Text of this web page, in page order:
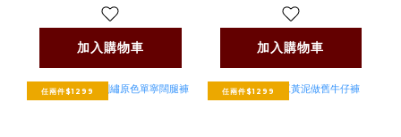
加入購物車 加入購物車
任兩件$1299 任兩件$1299